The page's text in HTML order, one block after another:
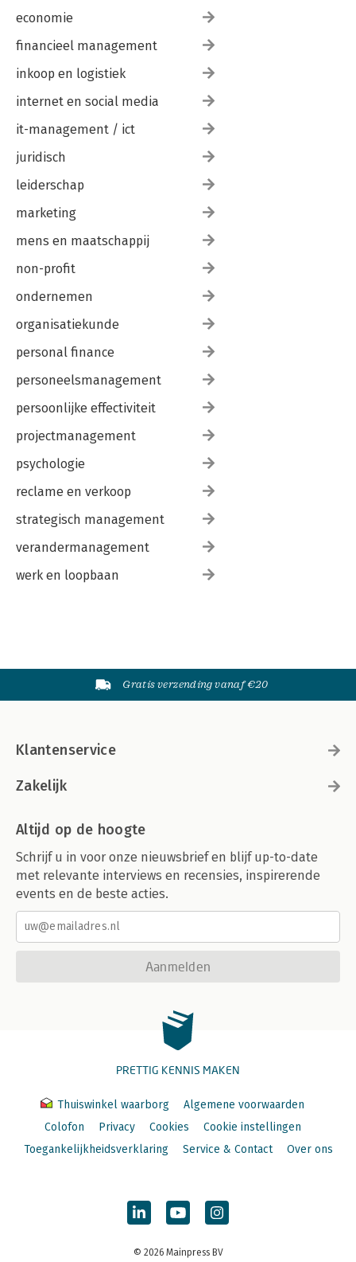
economie
financieel management
inkoop en logistiek
internet en social media
it-management / ict
juridisch
leiderschap
marketing
mens en maatschappij
non-profit
ondernemen
organisatiekunde
personal finance
personeelsmanagement
persoonlijke effectiviteit
projectmanagement
psychologie
reclame en verkoop
strategisch management
verandermanagement
werk en loopbaan
Gratis verzending vanaf €20
Klantenservice
Zakelijk
Altijd op de hoogte
Schrijf u in voor onze nieuwsbrief en blijf up-to-date
met relevante interviews en recensies, inspirerende
events en de beste acties.
Aanmelden
PRETTIG KENNIS MAKEN
Thuiswinkel waarborg
Algemene voorwaarden
Colofon
Privacy Cookies
Cookie instellingen
Toegankelijkheidsverklaring
Service & Contact Over ons
© 2026 Mainpress BV